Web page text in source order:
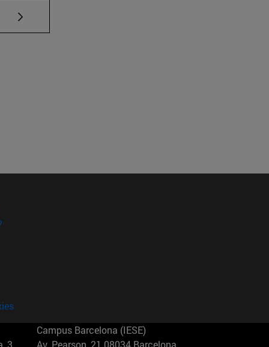
TAB para desplazarse.
3
Campus Barcelona (IESE)
Av. Pearson, 21 08034 Barcelona